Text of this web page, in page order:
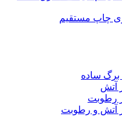
چاپ مستقیم
ساده
رطوبت
آتش و رطوبت